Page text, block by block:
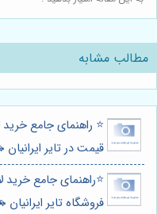
مطالب مشابه
⭐️ راهنمای جامع
قیمت در تایر ایرانیان
فروشگاه تایر ایرانیان